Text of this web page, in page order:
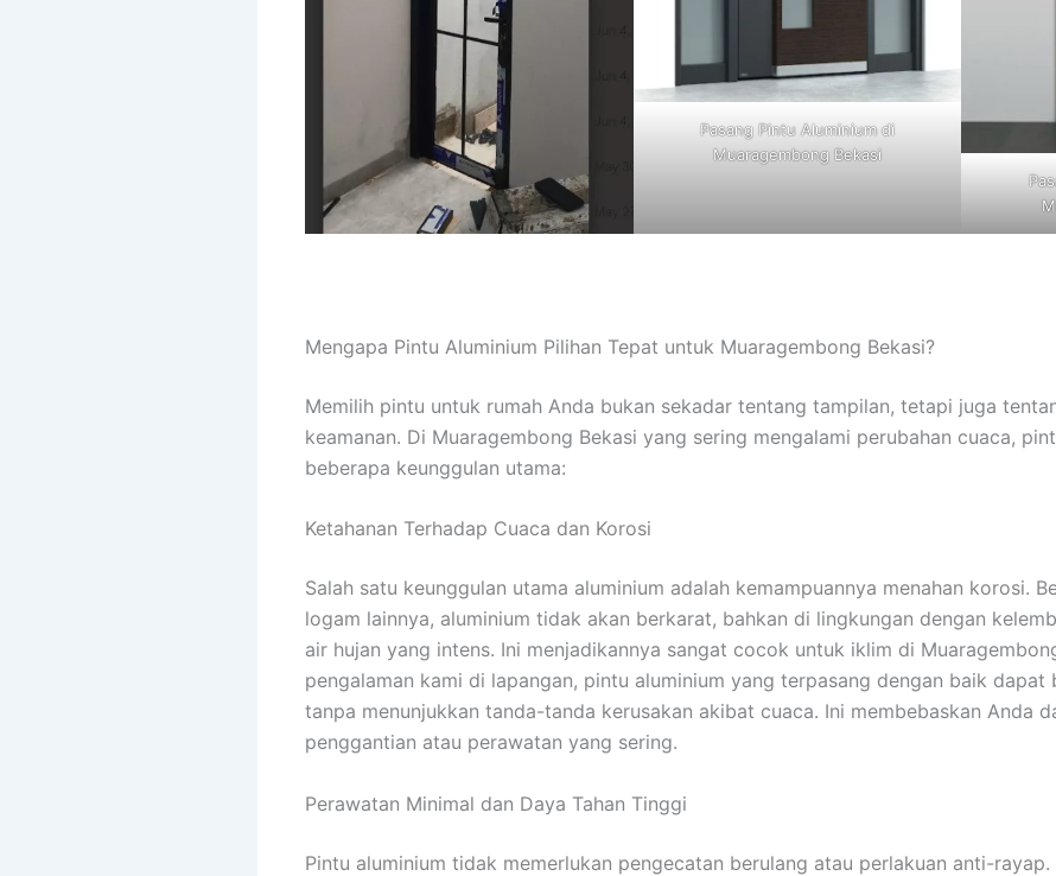
Pasang Pintu Aluminium di
Muaragembong Bekasi
Mengapa Pintu Aluminium Pilihan Tepat untuk Muaragembong Bekasi?
Memilih pintu untuk rumah Anda bukan sekadar tentang tampilan, tetapi juga
keamanan. Di Muaragembong Bekasi yang sering mengalami perubahan cuaca,
beberapa keunggulan utama:
Ketahanan Terhadap Cuaca dan Korosi
Salah satu keunggulan utama aluminium adalah kemampuannya menahan korosi.
logam lainnya, aluminium tidak akan berkarat, bahkan di lingkungan dengan
air hujan yang intens. Ini menjadikannya sangat cocok untuk iklim di
pengalaman kami di lapangan, pintu aluminium yang terpasang dengan baik dapat
tanpa menunjukkan tanda-tanda kerusakan akibat cuaca. Ini membebaskan Anda
penggantian atau perawatan yang sering.
Perawatan Minimal dan Daya Tahan Tinggi
Pintu aluminium tidak memerlukan pengecatan berulang atau perlakuan anti-